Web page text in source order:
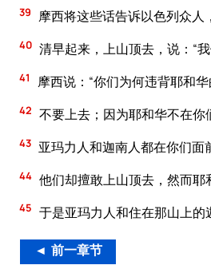
39 摩西将这些话告诉以色列众人
40 清早起来，上山顶去，说：“
41 摩西说：“你们为何违背耶和
42 不要上去；因为耶和华不在你
43 亚玛力人和迦南人都在你们
44 他们却擅敢上山顶去，然而耶
45 于是亚玛力人和住在那山上的
◄ 前一章节